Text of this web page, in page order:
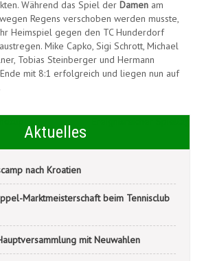
Während das Spiel der Damen am
Regens verschoben werden musste,
Heimspiel gegen den TC Hunderdorf
Mike Capko, Sigi Schrott, Michael
Tobias Steinberger und Hermann
mit 8:1 erfolgreich und liegen nun auf
Aktuelles
nach Kroatien
Marktmeisterschaft beim Tennisclub
mit Neuwahlen